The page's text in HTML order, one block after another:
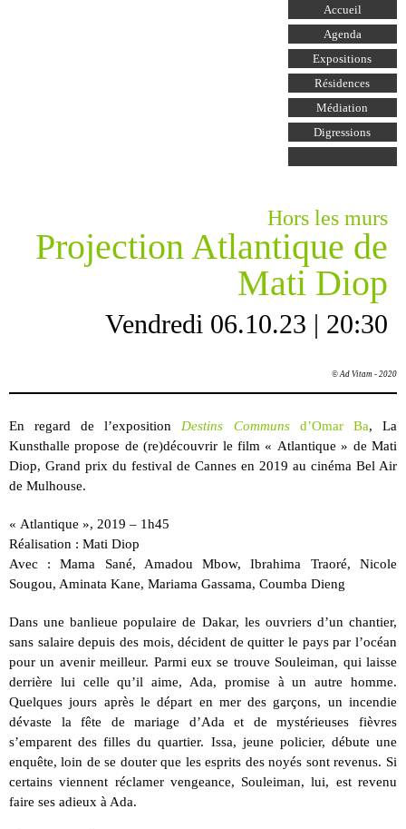
Aller au
contenu
principal
Accueil
Agenda
Expositions
Résidences
Médiation
Digressions
Hors les murs
Projection Atlantique de
Mati Diop
Vendredi 06.10.23 | 20:30
© Ad Vitam - 2020
En regard de l’exposition Destins Communsd’Omar Ba, La
Kunsthalle propose de (re)découvrir le film « Atlantique » de Mati
Diop, Grand prix du festival de Cannes en 2019 au cinéma Bel Air
de Mulhouse.
« Atlantique », 2019 – 1h45
Réalisation : Mati Diop
Avec : Mama Sané, Amadou Mbow, Ibrahima Traoré, Nicole
Sougou, Aminata Kane, Mariama Gassama, Coumba Dieng
Dans une banlieue populaire de Dakar, les ouvriers d’un chantier,
sans salaire depuis des mois, décident de quitter le pays par l’océan
pour un avenir meilleur. Parmi eux se trouve Souleiman, qui laisse
derrière lui celle qu’il aime, Ada, promise à un autre homme.
Quelques jours après le départ en mer des garçons, un incendie
dévaste la fête de mariage d’Ada et de mystérieuses fièvres
s’emparent des filles du quartier. Issa, jeune policier, débute une
enquête, loin de se douter que les esprits des noyés sont revenus. Si
certains viennent réclamer vengeance, Souleiman, lui, est revenu
faire ses adieux à Ada.